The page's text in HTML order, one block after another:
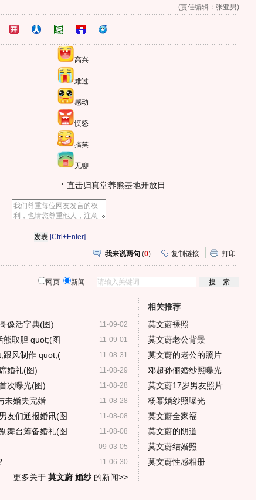
(责任编辑：张亚男)
高兴
难过
感动
愤怒
搞笑
无聊
直击归真堂养熊基地开放日
[Ctrl+Enter]
我来说两句 (0) 复制链接 打印
网页 新闻
11-09-02
像活字典(图)
11-09-01
熊取胆 quot;(图
11-08-31
跟风制作 quot;(
11-08-29
婚礼(图)
11-08-28
次曝光(图)
11-08-28
未婚夫完婚
11-08-08
友们通报婚讯(图
11-08-08
舞台筹备婚礼(图
09-03-05
11-06-30
更多关于 莫文蔚 婚纱的新闻>>
相关推荐
莫文蔚裸照
莫文蔚老公背景
莫文蔚的老公的照片
邓超孙俪婚纱照曝光
莫文蔚17岁男友照片
杨幂婚纱照曝光
莫文蔚全家福
莫文蔚的阴道
莫文蔚结婚照
莫文蔚性感相册